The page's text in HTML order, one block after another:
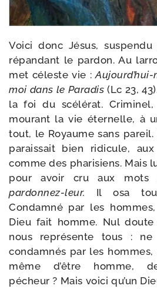
Voici donc Jésus,
répan­dant le par­don. Au
met céleste vie :
moi dans le Paradis (Lc 23,
la foi du scé­lé­rat.
mou­rant la vie éter­nelle, à
tout, le Royaume sans
parais­sait bien ridi­cule,
comme des pha­ri­siens. Mais
pour avoir cru aux mots
pardonnez-​leur. Il osa
Condamné par les
Dieu fait homme. Nul doute
nous repré­sente tous : ne
condam­nés par les
même d’être homme,
pécheur ? Mais voi­ci qu’un